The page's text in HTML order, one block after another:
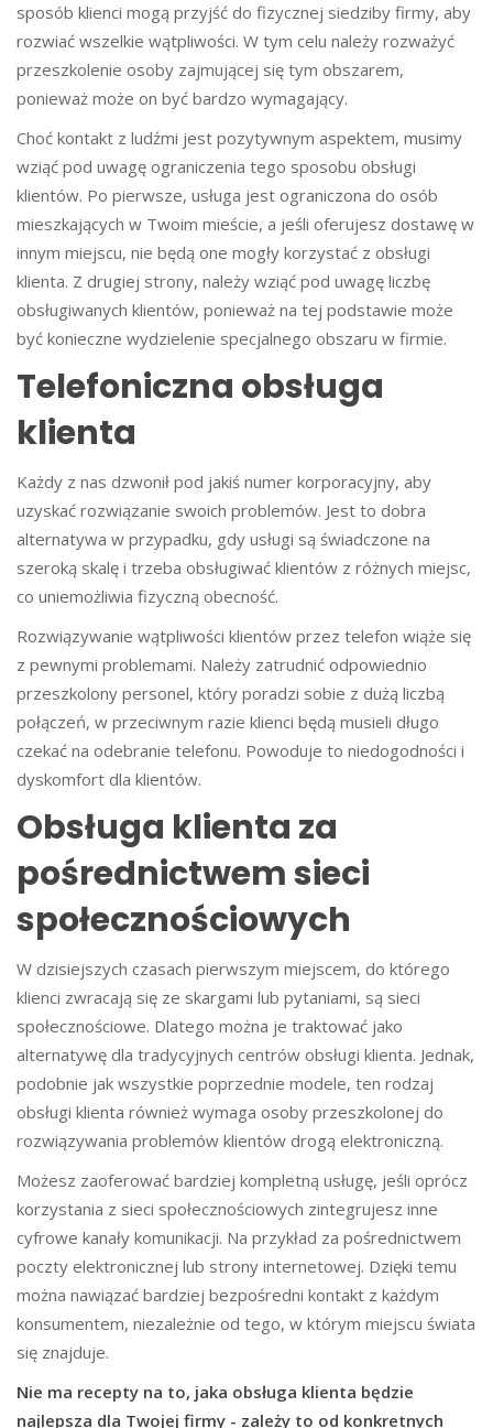
sposób klienci mogą przyjść do fizycznej siedziby firmy, aby
rozwiać wszelkie wątpliwości. W tym celu należy rozważyć
przeszkolenie osoby zajmującej się tym obszarem,
ponieważ może on być bardzo wymagający.
Choć kontakt z ludźmi jest pozytywnym aspektem, musimy
wziąć pod uwagę ograniczenia tego sposobu obsługi
klientów. Po pierwsze, usługa jest ograniczona do osób
mieszkających w Twoim mieście, a jeśli oferujesz dostawę w
innym miejscu, nie będą one mogły korzystać z obsługi
klienta. Z drugiej strony, należy wziąć pod uwagę liczbę
obsługiwanych klientów, ponieważ na tej podstawie może
być konieczne wydzielenie specjalnego obszaru w firmie.
Telefoniczna obsługa
klienta
Każdy z nas dzwonił pod jakiś numer korporacyjny, aby
uzyskać rozwiązanie swoich problemów. Jest to dobra
alternatywa w przypadku, gdy usługi są świadczone na
szeroką skalę i trzeba obsługiwać klientów z różnych miejsc,
co uniemożliwia fizyczną obecność.
Rozwiązywanie wątpliwości klientów przez telefon wiąże się
z pewnymi problemami. Należy zatrudnić odpowiednio
przeszkolony personel, który poradzi sobie z dużą liczbą
połączeń, w przeciwnym razie klienci będą musieli długo
czekać na odebranie telefonu. Powoduje to niedogodności i
dyskomfort dla klientów.
Obsługa klienta za
pośrednictwem sieci
społecznościowych
W dzisiejszych czasach pierwszym miejscem, do którego
klienci zwracają się ze skargami lub pytaniami, są sieci
społecznościowe. Dlatego można je traktować jako
alternatywę dla tradycyjnych centrów obsługi klienta. Jednak,
podobnie jak wszystkie poprzednie modele, ten rodzaj
obsługi klienta również wymaga osoby przeszkolonej do
rozwiązywania problemów klientów drogą elektroniczną.
Możesz zaoferować bardziej kompletną usługę, jeśli oprócz
korzystania z sieci społecznościowych zintegrujesz inne
cyfrowe kanały komunikacji. Na przykład za pośrednictwem
poczty elektronicznej lub strony internetowej. Dzięki temu
można nawiązać bardziej bezpośredni kontakt z każdym
konsumentem, niezależnie od tego, w którym miejscu świata
się znajduje.
Nie ma recepty na to, jaka obsługa klienta będzie
najlepsza dla Twojej firmy - zależy to od konkretnych